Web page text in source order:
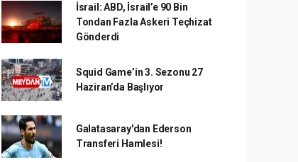
İsrail: ABD, İsrail’e 90 Bin
Tondan Fazla Askeri Teçhizat
Gönderdi
Squid Game’in 3. Sezonu 27
Haziran’da Başlıyor
Galatasaray'dan Ederson
Transferi Hamlesi!